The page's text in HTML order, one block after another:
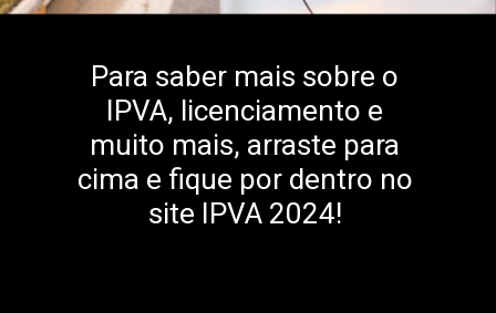
Para saber mais sobre o
IPVA, licenciamento e
muito mais, arraste para
cima e fique por dentro no
site IPVA 2024!